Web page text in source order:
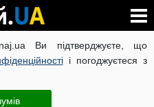
Ви підтверджуєте, що
і погоджуєтеся з
досьє, компромат,